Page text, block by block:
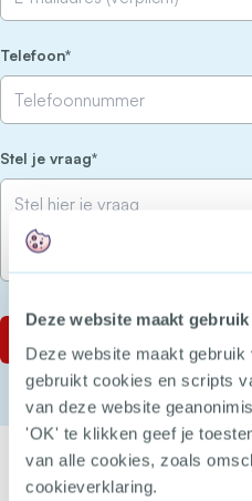
Deze website maakt
Deze website maakt
gebruikt cookies en scripts
van deze website
'OK' te klikken geef je
van alle cookies, zoals
cookieverklaring.
Telefoon
Stel je vraag